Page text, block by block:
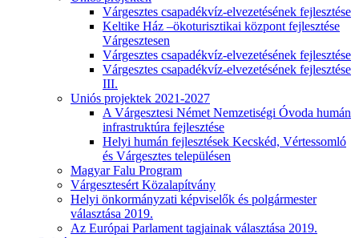
Várgesztes csapadékvíz-elvezetésének fejlesztése
Keltike Ház –ökoturisztikai központ fejlesztése
Várgesztesen
Várgesztes csapadékvíz-elvezetésének fejlesztése
Várgesztes csapadékvíz-elvezetésének fejlesztése
III.
Uniós projektek 2021-2027
A Várgesztesi Német Nemzetiségi Óvoda humán
infrastruktúra fejlesztése
Helyi humán fejlesztések Kecskéd, Vértessomló
és Várgesztes településen
Magyar Falu Program
Várgesztesért Közalapítvány
Helyi önkormányzati képviselők és polgármester
választása 2019.
Az Európai Parlament tagjainak választása 2019.